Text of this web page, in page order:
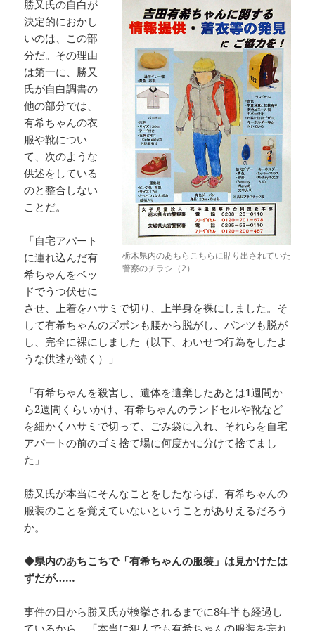
栃木県内のあちらこちらに貼り出されていた
警察のチラシ（2）
勝又氏の自白が
決定的におかし
いのは、この部
分だ。その理由
は第一に、勝又
氏が自白調書の
他の部分では、
有希ちゃんの衣
服や靴につい
て、次のような
供述をしている
のと整合しない
ことだ。
「自宅アパート
に連れ込んだ有
希ちゃんをベッ
ドでうつ伏せに
させ、上着をハサミで切り、上半身を裸にしました。そ
して有希ちゃんのズボンも腰から脱がし、パンツも脱が
し、完全に裸にしました（以下、わいせつ行為をしたよ
うな供述が続く）」
「有希ちゃんを殺害し、遺体を遺棄したあとは1週間か
ら2週間くらいかけ、有希ちゃんのランドセルや靴など
を細かくハサミで切って、ごみ袋に入れ、それらを自宅
アパートの前のゴミ捨て場に何度かに分けて捨てまし
た」
勝又氏が本当にそんなことをしたならば、有希ちゃんの
服装のことを覚えていないということがありえるだろう
か。
◆県内のあちこちで「有希ちゃんの服装」は見かけたは
ずだが……
事件の日から勝又氏が検挙されるまでに8年半も経過し
ているから、「本当に犯人でも有希ちゃんの服装を忘れ